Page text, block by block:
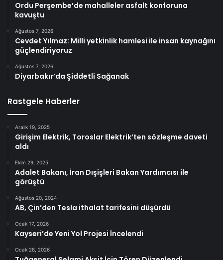
Ordu Perşembe’de mahalleler asfalt konforuna
kavuştu
Ağustos 7, 2026
Cevdet Yılmaz: Milli yetkinlik hamlesi ile insan kaynağını
güçlendiriyoruz
Ağustos 7, 2026
Diyarbakır’da Şiddetli Sağanak
Rastgele Haberler
Aralık 19, 2025
Girişim Elektrik, Toroslar Elektrik’ten sözleşme daveti
aldı
Ekim 29, 2025
Adalet Bakanı, İran Dışişleri Bakan Yardımcısı ile
görüştü
Ağustos 20, 2024
AB, Çin’den Tesla ithalat tarifesini düşürdü
Ocak 17, 2026
Kayseri’de Yeni Yol Projesi İncelendi
Ocak 28, 2026